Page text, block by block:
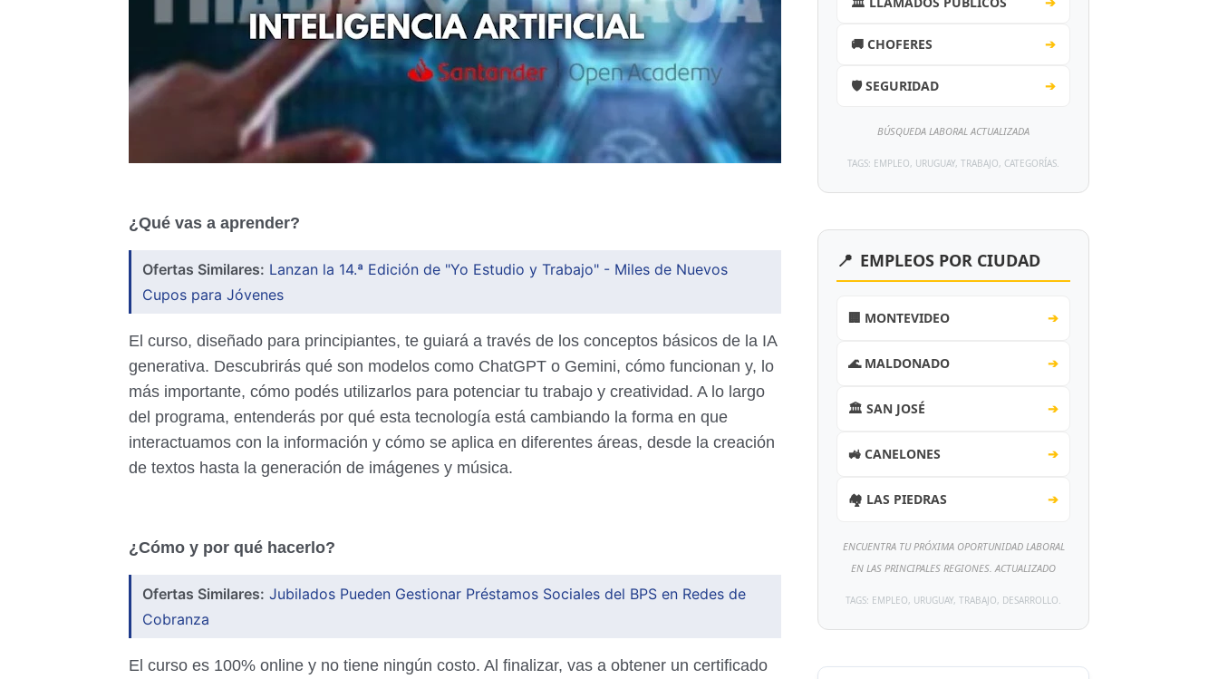
¿Qué vas a aprender?
Ofertas Similares: Lanzan la 14.ª Edición de "Yo Estudio y Trabajo" - Miles de Nuevos
Cupos para Jóvenes
El curso, diseñado para principiantes, te guiará a través de los conceptos básicos de la IA
generativa. Descubrirás qué son modelos como ChatGPT o Gemini, cómo funcionan y, lo
más importante, cómo podés utilizarlos para potenciar tu trabajo y creatividad. A lo largo
del programa, entenderás por qué esta tecnología está cambiando la forma en que
interactuamos con la información y cómo se aplica en diferentes áreas, desde la creación
de textos hasta la generación de imágenes y música.
¿Cómo y por qué hacerlo?
Ofertas Similares: Jubilados Pueden Gestionar Préstamos Sociales del BPS en Redes de
Cobranza
El curso es 100% online y no tiene ningún costo. Al finalizar, vas a obtener un certificado
🚚 CHOFERES ➔
🛡️ SEGURIDAD ➔
BÚSQUEDA LABORAL ACTUALIZADA
TAGS: EMPLEO, URUGUAY, TRABAJO, CATEGORÍAS.
📍 EMPLEOS POR CIUDAD
🏢 MONTEVIDEO ➔
🌊 MALDONADO ➔
🏛️ SAN JOSÉ ➔
🚜 CANELONES ➔
🏘️ LAS PIEDRAS ➔
ENCUENTRA TU PRÓXIMA OPORTUNIDAD LABORAL
EN LAS PRINCIPALES REGIONES. ACTUALIZADO
TAGS: EMPLEO, URUGUAY, TRABAJO, DESARROLLO.